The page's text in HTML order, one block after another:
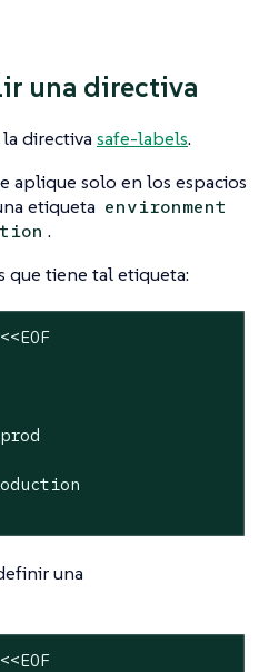
una directiva
directiva safe-labels.
aplique solo en los espacios
etiqueta environment
.
que tiene tal etiqueta:
una
<<EOF